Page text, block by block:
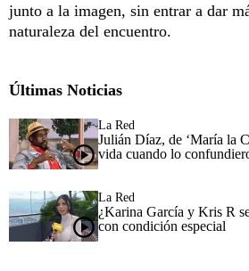
junto a la imagen, sin entrar a dar
naturaleza del encuentro.
Últimas Noticias
La Red
Julián Díaz, de ‘María la
vida cuando lo
La Red
¿Karina García y Kris R
con condición especial